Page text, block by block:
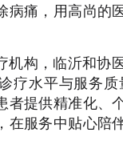
病痛，用高尚的
机构，临沂和协
疗水平与服务
者提供精准化、
在服务中贴心陪